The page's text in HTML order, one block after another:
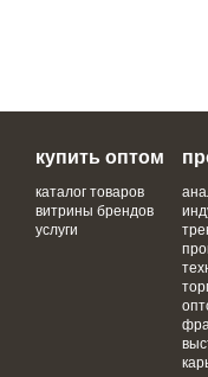
купить оптом
каталог товаров
витрины брендов
услуги